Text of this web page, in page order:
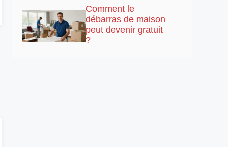
Comment le
débarras de maison
peut devenir gratuit
?